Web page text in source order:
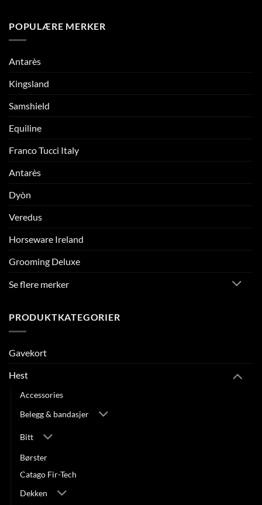
POPULÆRE MERKER
Antarès
Kingsland
Samshield
Equiline
Franco Tucci Italy
Antarès
Dyòn
Veredus
Horseware Ireland
Grooming Deluxe
Se flere merker
PRODUKTKATEGORIER
Gavekort
Hest
Accessories
Belegg & bandasjer
Bitt
Børster
Catago Fir-Tech
Dekken